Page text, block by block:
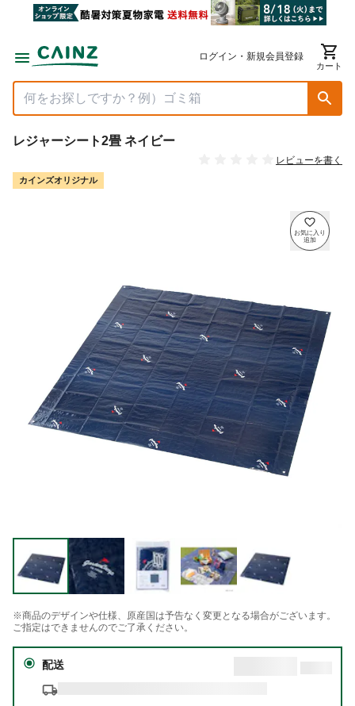
ログイン・新規会員登録
カート
レジャーシート2畳 ネイビー
レビューを書く
カインズオリジナル
※商品のデザインや仕様、原産国は予告なく変更となる場合がございます。
ご指定はできませんのでご了承ください。
配送